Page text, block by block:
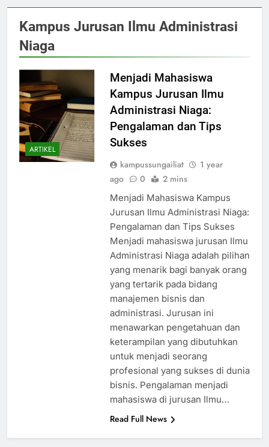
Kampus Jurusan Ilmu Administrasi
Niaga
ARTIKEL
Menjadi Mahasiswa
Kampus Jurusan Ilmu
Administrasi Niaga:
Pengalaman dan Tips
Sukses
kampussungailiat
1 year
ago
0 2 mins
Menjadi Mahasiswa Kampus
Jurusan Ilmu Administrasi Niaga:
Pengalaman dan Tips Sukses
Menjadi mahasiswa jurusan Ilmu
Administrasi Niaga adalah pilihan
yang menarik bagi banyak orang
yang tertarik pada bidang
manajemen bisnis dan
administrasi. Jurusan ini
menawarkan pengetahuan dan
keterampilan yang dibutuhkan
untuk menjadi seorang
profesional yang sukses di dunia
bisnis. Pengalaman menjadi
mahasiswa di jurusan Ilmu…
Read Full News